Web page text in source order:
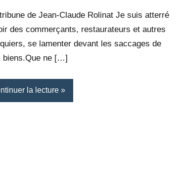
de Jean-Claude Rolinat Je suis atterré
des commerçants, restaurateurs et autres
se lamenter devant les saccages de
biens.Que ne […]
la lecture